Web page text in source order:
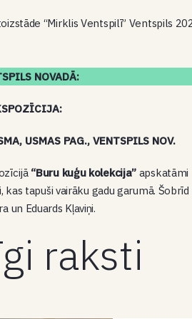
“Mirklis Ventspilī” Ventspils
NOVADĀ:
USMAS PAG., VENTSPILS NOV.
“Buru kuģu kolekcija” apskatāmi
kas tapuši vairāku gadu garumā.
un Eduards Kļaviņi.
raksti